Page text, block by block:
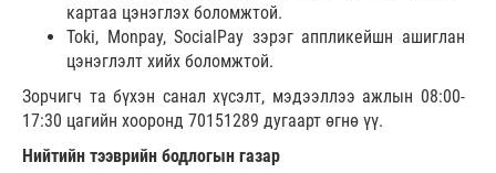
картаа цэнэглэх боломжтой.
Toki, Monpay, SocialPay зэрэг аппликейшн ашиглан
цэнэглэлт хийх боломжтой.
Зорчигч та бүхэн санал хүсэлт, мэдээллээ ажлын 08:00-
17:30 цагийн хооронд 70151289 дугаарт өгнө үү.
Нийтийн тээврийн бодлогын газар